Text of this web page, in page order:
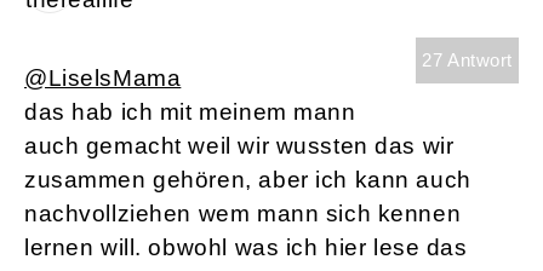
27 Antwort
@LiselsMama
das hab ich mit meinem mann
auch gemacht weil wir wussten das wir
zusammen gehören, aber ich kann auch
nachvollziehen wem mann sich kennen
lernen will. obwohl was ich hier lese das